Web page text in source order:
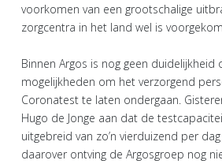
voorkomen van een grootschalige
zorgcentra in het land wel is
Binnen Argos is nog geen duidelijkheid
mogelijkheden om het verzorgend
Coronatest te laten ondergaan.
Hugo de Jonge aan dat de
uitgebreid van zo’n vierduizend per
daarover ontving de Argosgroep nog